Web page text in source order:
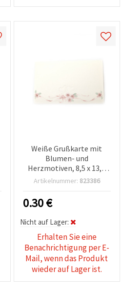
Weiße Grußkarte mit
Blumen- und
Herzmotiven, 8,5 x 13,5
cm
Artikelnummer: 823386
0.30€
Nicht auf Lager:
Erhalten Sie eine
Benachrichtigung per E-
Mail, wenn das Produkt
wieder auf Lager ist.